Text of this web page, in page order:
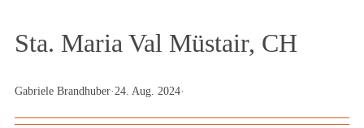
Sta. Maria Val Müstair, CH
Gabriele Brandhuber·24. Aug. 2024·